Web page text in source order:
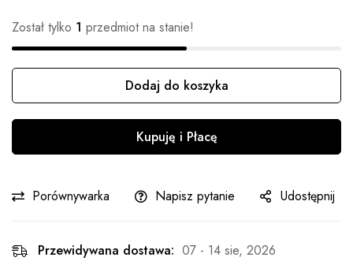
Został tylko 1 przedmiot na stanie!
Ilość
Dodaj do koszyka
Kupuję i Płacę
Porównywarka Napisz pytanie Udostępnij
Przewidywana dostawa: 07 - 14 sie, 2026